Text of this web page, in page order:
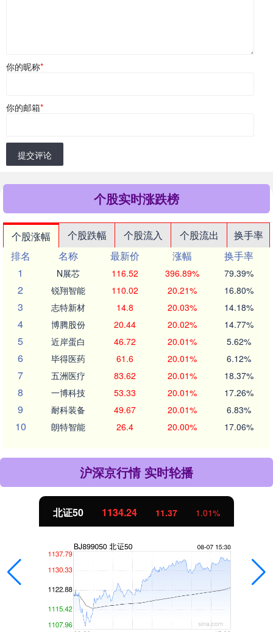
你的昵称*
你的邮箱*
提交评论
个股实时涨跌榜
个股涨幅 个股跌幅 个股流入 个股流出
换手率
排名
名称 最新价 涨幅
换手率
1
N展芯 116.52 396.89% 79.39%
2 锐翔智能 110.02 20.21% 16.80%
3 志特新材 14.8 20.03% 14.18%
4 博腾股份 20.44 20.02% 14.77%
5 近岸蛋白 46.72 20.01% 5.62%
6 毕得医药 61.6 20.01% 6.12%
7 五洲医疗 83.62 20.01% 18.37%
8 一博科技 53.33 20.01% 17.26%
9 耐科装备 49.67 20.01% 6.83%
10 朗特智能 26.4 20.00% 17.06%
沪深京行情 实时轮播
北证50 1134.24 11.37 1.01%